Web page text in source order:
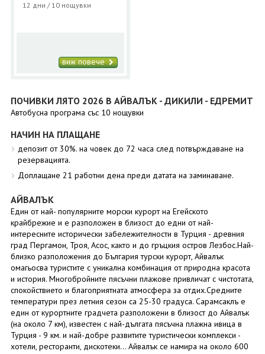
12 дни / 10 нощувки
виж повече
ПОЧИВКИ ЛЯТО 2026 В АЙВАЛЪК - ДИКИЛИ - ЕДРЕМИТ
Автобусна програма със 10 нощувки
НАЧИН НА ПЛАЩАНЕ
депозит от 30%. на човек до 72 часа след потвърждаване на
резервацията.
Доплащане 21 работни дена преди датата на заминаване.
АЙВАЛЪК
Един от най- популярните морски курорт на Егейското
крайбрежие и е разположен в близост до едни от най-
интересните исторически забележителности в Турция - древния
град Пергамон, Троя, Асос, както и до гръцкия остров Лезбос.Най-
близко разположения до България турски курорт, Айвалък
омагьосва туристите с уникална комбинация от природна красота
и история. Многобройните пясъчни плажове привличат с чистотата,
спокойствието и благоприятната атмосфера за отдих.Средните
температури през летния сезон са 25-30 градуса. Сарамсаклъ е
един от курортните градчета разположени в близост до Айвалък
(на около 7 км), известен с най-дългата пясъчна плажна ивица в
Турция - 9 км. и най-добре развитите туристически комплекси -
хотели, ресторанти, дискотеки... Айвалък се намира на около 600